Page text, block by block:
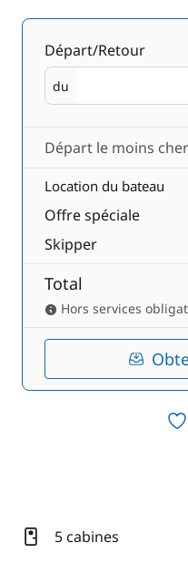
Départ/Retour
du
Départ
Départ le moins cher
Location du bateau
Offre spéciale
Skipper
Total
Hors services
5 cabines